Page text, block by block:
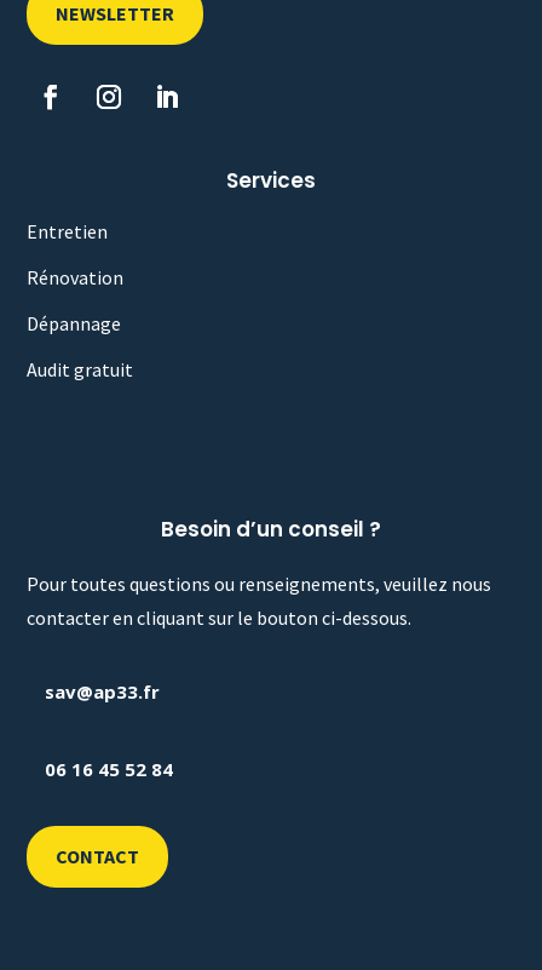
NEWSLETTER
Services
Entretien
Rénovation
Dépannage
Audit gratuit
Besoin d’un conseil ?
Pour toutes questions ou renseignements, veuillez nous
contacter en cliquant sur le bouton ci-dessous.
sav@ap33.fr
06 16 45 52 84
CONTACT